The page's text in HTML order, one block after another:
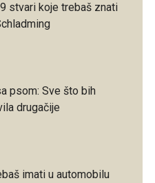
stvari koje trebaš znati
psom: Sve što bih
drugačije
imati u automobilu